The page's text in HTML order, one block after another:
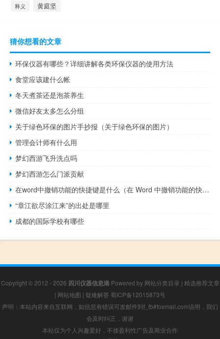
释义 黄庭坚
猜你想看的文章
环保仪器有哪些？详细讲解各类环保仪器的使用方法
食堂应该建什么帐
冬天煮茶还是泡茶养生
微信好友太多怎么分组
关于绿色环保的图片手抄报（关于绿色环保的图片）
管理会计师有什么用
梦幻西游飞升洗点吗
梦幻西游怎么门派贡献
在word中撤销功能的快捷键是什么（在 Word 中撤销功能的快捷键是什么）
“章江欲尽涂江来”的出处是哪里
成都的国际学校有哪些
Copyright © 2012 - 2026 四川仪器信息港Powered by 网站分类目录 | 精选推荐文章
| 网站地图 | 疑难解答 蜀ICP备12015873号
声明：本站内容来自互联网，如信息有错误可发邮件到f_fb#foxmail.com说明，我们
会及时纠正，谢谢
本站仅为个人兴趣爱好，不接盈利性广告及商业合作